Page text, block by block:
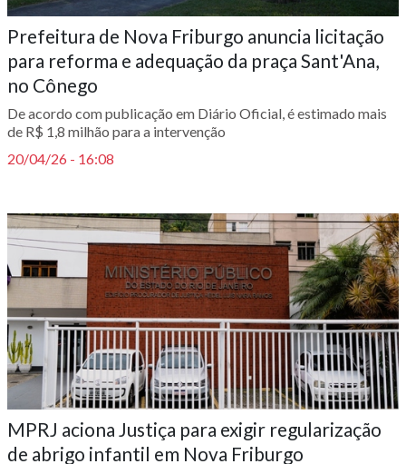
Prefeitura de Nova Friburgo anuncia licitação
para reforma e adequação da praça Sant'Ana,
no Cônego
De acordo com publicação em Diário Oficial, é estimado mais
de R$ 1,8 milhão para a intervenção
20/04/26 - 16:08
MPRJ aciona Justiça para exigir regularização
de abrigo infantil em Nova Friburgo